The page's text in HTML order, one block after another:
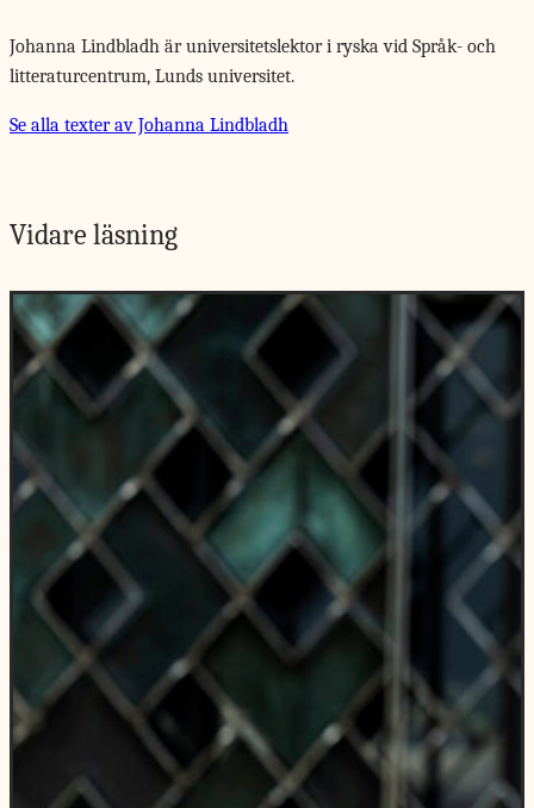
Johanna Lindbladh är universitetslektor i ryska vid Språk- och
litteraturcentrum, Lunds universitet.
Se alla texter av Johanna Lindbladh
Vidare läsning